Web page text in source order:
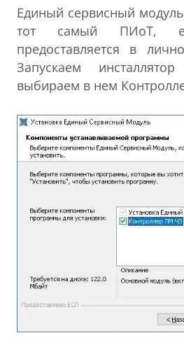
Единый сервисный
тот самый ПИоТ,
предоставляется в
Запускаем
выбираем в нем